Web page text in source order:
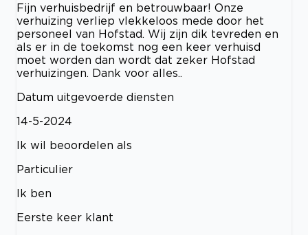
Fijn verhuisbedrijf en betrouwbaar! Onze
verhuizing verliep vlekkeloos mede door het
personeel van Hofstad. Wij zijn dik tevreden en
als er in de toekomst nog een keer verhuisd
moet worden dan wordt dat zeker Hofstad
verhuizingen. Dank voor alles..
Datum uitgevoerde diensten
14-5-2024
Ik wil beoordelen als
Particulier
Ik ben
Eerste keer klant